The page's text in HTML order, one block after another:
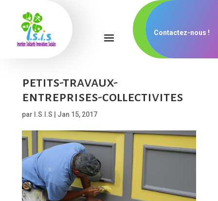
Contactez-nous !
petits-travaux-
entreprises-collectivites
par I.S.I.S Jan 15, 2017